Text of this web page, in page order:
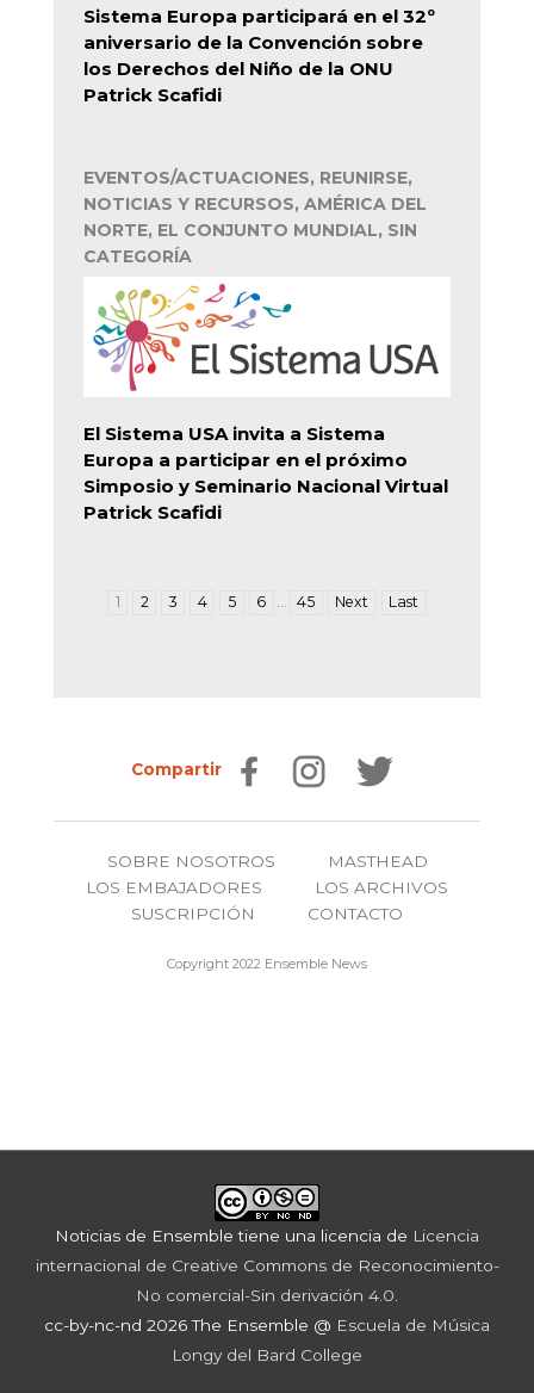
Sistema Europa participará en el 32º
aniversario de la Convención sobre
los Derechos del Niño de la ONU
Patrick Scafidi
EVENTOS/ACTUACIONES, REUNIRSE,
NOTICIAS Y RECURSOS, AMÉRICA DEL
NORTE, EL CONJUNTO MUNDIAL, SIN
CATEGORÍA
El Sistema USA invita a Sistema
Europa a participar en el próximo
Simposio y Seminario Nacional Virtual
Patrick Scafidi
1 2 3 4 5 6 45 Next Last
Compartir
SOBRE NOSOTROS
MASTHEAD
LOS EMBAJADORES
LOS ARCHIVOS
SUSCRIPCIÓN
CONTACTO
Copyright 2022 Ensemble News
Noticias de Ensemble tiene una licencia de Licencia
internacional de Creative Commons de Reconocimiento-
No comercial-Sin derivación 4.0
cc-by-nc-nd 2026 The Ensemble @ Escuela de Música
Longy del Bard College